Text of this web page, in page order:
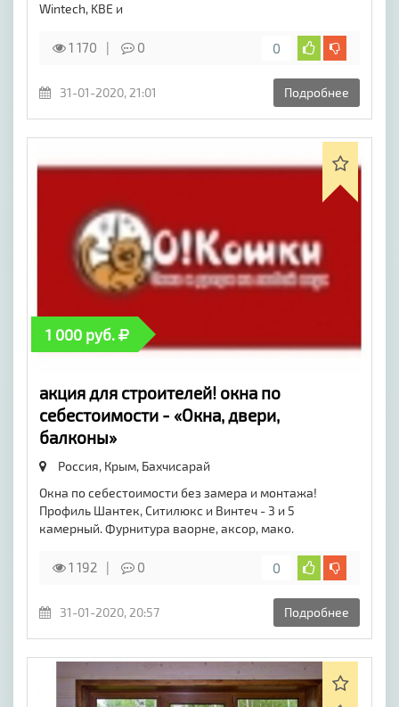
Wintech, KBE и
1 170 0 0
31-01-2020, 21:01 Подробнее
1 000 руб.
акция для строителей! окна по
себестоимости - «Окна, двери,
балконы»
Россия, Крым, Бахчисарай
Окна по себестоимости без замера и монтажа!
Профиль Шантек, Ситилюкс и Винтеч - 3 и 5
камерный. Фурнитура ваорне, аксор, мако.
1 192 0 0
31-01-2020, 20:57 Подробнее